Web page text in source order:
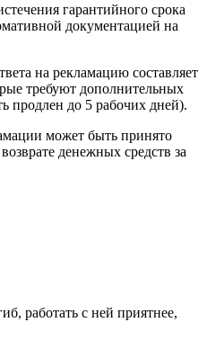
гарантийного срока
документацией на
на рекламацию составляет
требуют дополнительных
продлен до 5 рабочих дней).
может быть принято
денежных средств за
работать с ней приятнее,